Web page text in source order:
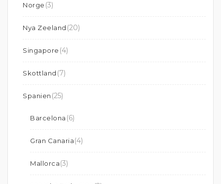
Norge (3)
Nya Zeeland (20)
Singapore (4)
Skottland (7)
Spanien (25)
Barcelona (6)
Gran Canaria(4)
Mallorca(3)